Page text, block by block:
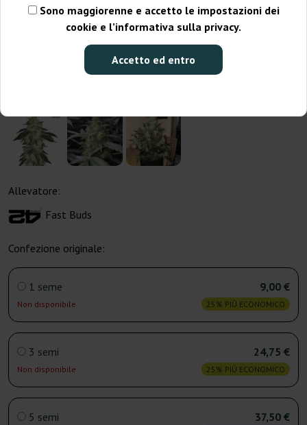
Sono maggiorenne e accetto le impostazioni dei
cookie e l’informativa sulla privacy.
Accetto ed entro
Allevatore:
Fast Buds
Confezione originale:
1 seme
Non disponibile
9,00 €
25% PIÙ ECONOMICO
3 semi
Non disponibile
24,75 €
25% PIÙ ECONOMICO
5 semi 37,50 €